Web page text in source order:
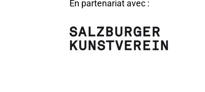
En partenariat avec :